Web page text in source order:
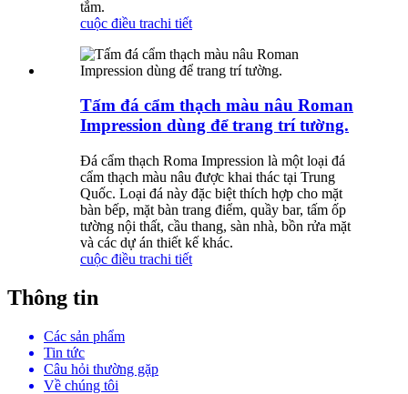
tắm.
cuộc điều trachi tiết
Tấm đá cẩm thạch màu nâu Roman
Impression dùng để trang trí tường.
Đá cẩm thạch Roma Impression là một loại đá
cẩm thạch màu nâu được khai thác tại Trung
Quốc. Loại đá này đặc biệt thích hợp cho mặt
bàn bếp, mặt bàn trang điểm, quầy bar, tấm ốp
tường nội thất, cầu thang, sàn nhà, bồn rửa mặt
và các dự án thiết kế khác.
cuộc điều trachi tiết
Thông tin
Các sản phẩm
Tin tức
Câu hỏi thường gặp
Về chúng tôi